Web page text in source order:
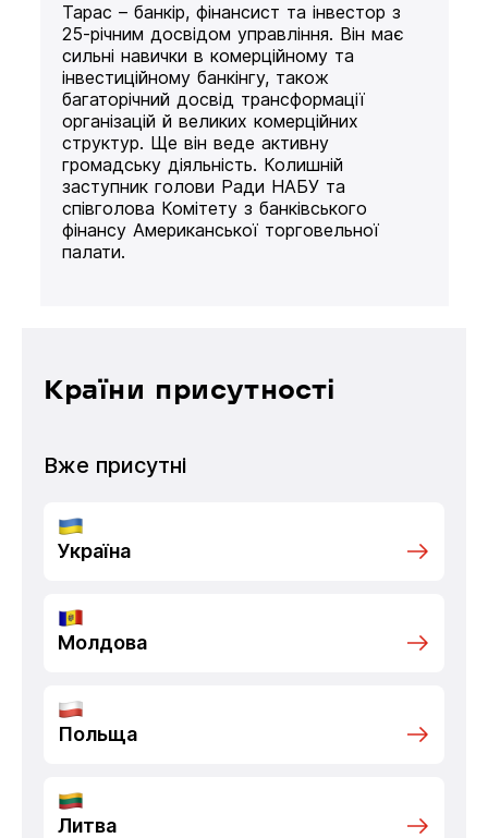
Тарас – банкір, фінансист та інвестор з
25-річним досвідом управління. Він має
сильні навички в комерційному та
інвестиційному банкінгу, також
багаторічний досвід трансформації
організацій й великих комерційних
структур. Ще він веде активну
громадську діяльність. Колишній
заступник голови Ради НАБУ та
співголова Комітету з банківського
фінансу Американської торговельної
палати.
Країни присутності
Вже присутні
Україна
Молдова
Польща
Литва